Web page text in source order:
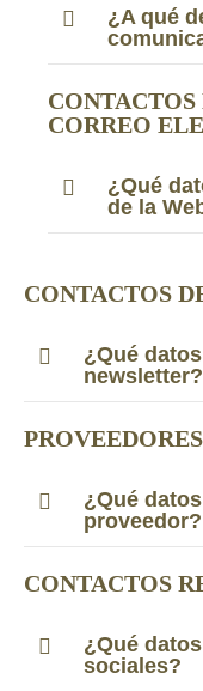
¿A qué
CORREO
¿Qué
de la
CONTACTOS
¿Qué
newsletter?
PROVEEDORES
¿Qué
proveedor?
CONTACTOS
¿Qué
sociales?